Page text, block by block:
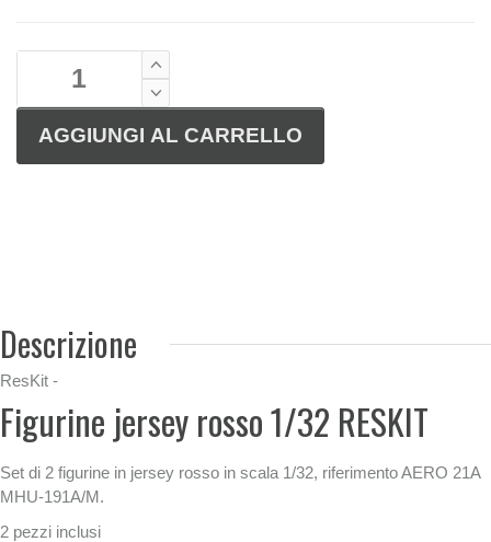
Descrizione
ResKit -
Figurine jersey rosso 1/32 RESKIT
Set di 2 figurine in jersey rosso in scala 1/32, riferimento AERO 21A
MHU-191A/M.
2 pezzi inclusi